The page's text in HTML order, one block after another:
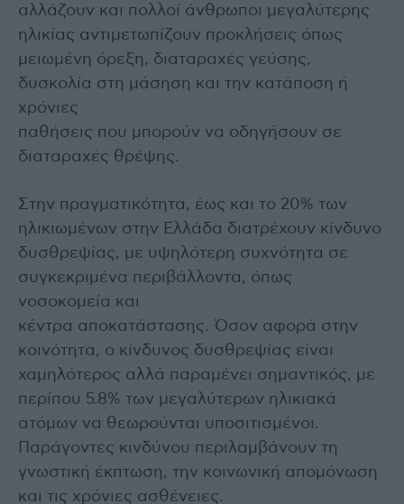
αλλάζουν και πολλοί άνθρωποι μεγαλύτερης
ηλικίας αντιμετωπίζουν προκλήσεις όπως
μειωμένη όρεξη, διαταραχές γεύσης,
δυσκολία στη μάσηση και την κατάποση ή
χρόνιες
παθήσεις που μπορούν να οδηγήσουν σε
διαταραχές θρέψης.
Στην πραγματικότητα, έως και το 20% των
ηλικιωμένων στην Ελλάδα διατρέχουν κίνδυνο
δυσθρεψίας, με υψηλότερη συχνότητα σε
συγκεκριμένα περιβάλλοντα, όπως
νοσοκομεία και
κέντρα αποκατάστασης. Όσον αφορά στην
κοινότητα, ο κίνδυνος δυσθρεψίας είναι
χαμηλότερος αλλά παραμένει σημαντικός, με
περίπου 5.8% των μεγαλύτερων ηλικιακά
ατόμων να θεωρούνται υποσιτισμένοι.
Παράγοντες κινδύνου περιλαμβάνουν τη
γνωστική έκπτωση, την κοινωνική απομόνωση
και τις χρόνιες ασθένειες.